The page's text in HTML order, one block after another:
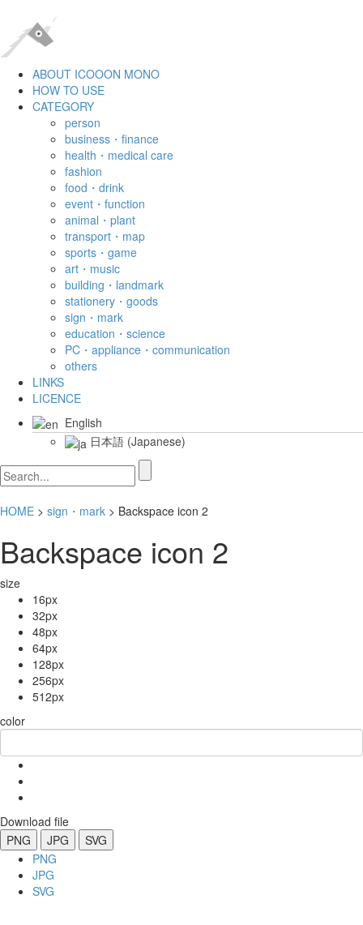
ABOUT ICOOON MONO
HOW TO USE
CATEGORY
person
business・finance
health・medical care
fashion
food・drink
event・function
animal・plant
transport・map
sports・game
art・music
building・landmark
stationery・goods
sign・mark
education・science
PC・appliance・communication
others
LINKS
LICENCE
English
日本語 (Japanese)
HOME > sign・mark > Backspace icon 2
Backspace icon 2
size
16px
32px
48px
64px
128px
256px
512px
color
Download file
PNG
JPG
SVG
PNG
JPG
SVG